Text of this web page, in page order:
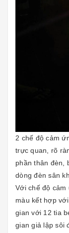
2 chế độ cảm
trực quan, rõ
phần thân đèn,
dòng đèn sân
Với chế độ cảm
màu kết hợp
gian với 12 tia
gian giả lập sôi